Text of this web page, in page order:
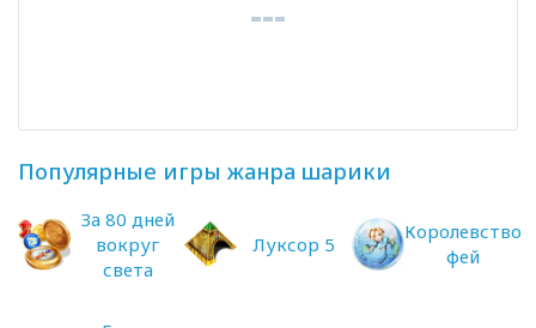
Популярные игры жанра шарики
За 80 дней
вокруг
света
Луксор 5
Королевство
фей